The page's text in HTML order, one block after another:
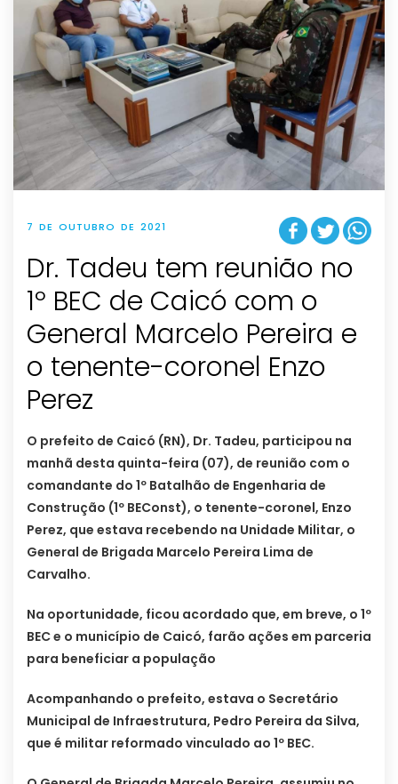
7 DE OUTUBRO DE 2021
Dr. Tadeu tem reunião no
1º BEC de Caicó com o
General Marcelo Pereira e
o tenente-coronel Enzo
Perez
O prefeito de Caicó (RN), Dr. Tadeu, participou na
manhã desta quinta-feira (07), de reunião com o
comandante do 1º Batalhão de Engenharia de
Construção (1º BEConst), o tenente-coronel, Enzo
Perez, que estava recebendo na Unidade Militar, o
General de Brigada Marcelo Pereira Lima de
Carvalho.
Na oportunidade, ficou acordado que, em breve, o 1º
BEC e o município de Caicó, farão ações em parceria
para beneficiar a população
Acompanhando o prefeito, estava o Secretário
Municipal de Infraestrutura, Pedro Pereira da Silva,
que é militar reformado vinculado ao 1º BEC.